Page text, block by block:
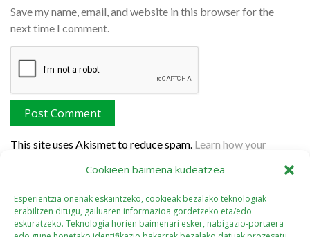
Cookieen baimena kudeatzea
Esperientzia onenak eskaintzeko, cookieak bezalako teknologiak
erabiltzen ditugu, gailuaren informazioa gordetzeko eta/edo
eskuratzeko. Teknologia horien baimenari esker, nabigazio-portaera
Save my name, email, and website in this browser for the
next time I comment.
This site uses Akismet to reduce spam. Learn how your